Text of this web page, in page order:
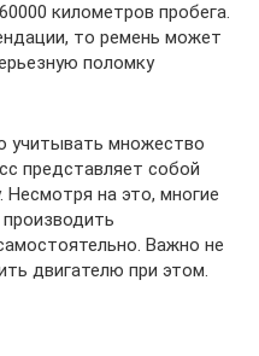
километров пробега.
то ремень может
поломку
учитывать множество
представляет собой
на это, многие
Важно не
двигателю при этом.